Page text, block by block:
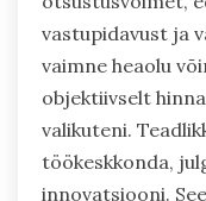
kaitstes lõpuks
Kuidas võib
viia
Vaimse tervise